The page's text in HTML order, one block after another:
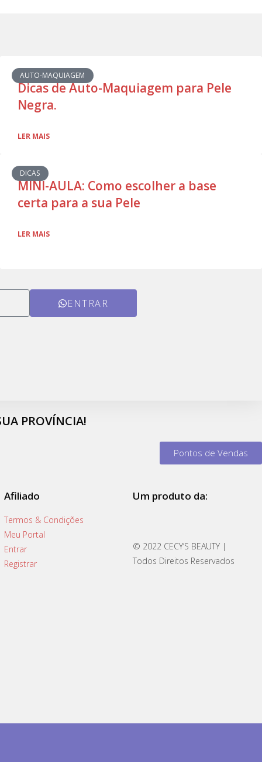
AUTO-MAQUIAGEM
Dicas de Auto-Maquiagem para Pele
Negra.
LER MAIS
DICAS
MINI-AULA: Como escolher a base
certa para a sua Pele
LER MAIS
ENTRAR
PROVÍNCIA!
Pontos de Vendas
Afiliado
Termos & Condições
Meu Portal
Entrar
Registrar
Um produto da:
© 2022 CECY’S BEAUTY |
Todos Direitos Reservados